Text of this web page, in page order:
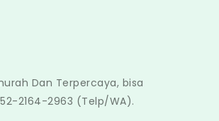
Dan Terpercaya, bisa
2164-2963 (Telp/WA).